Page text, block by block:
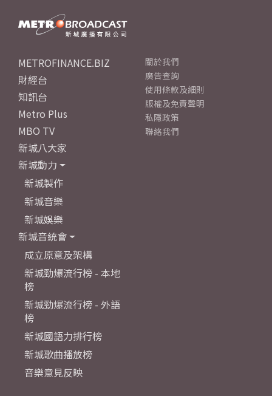
METROFINANCE.BIZ
財經台
知訊台
Metro Plus
MBO TV
新城八大家
新城動力
新城製作
新城音樂
新城娛樂
新城音統會
成立原意及架構
新城勁爆流行榜 - 本地
榜
新城勁爆流行榜 - 外語
榜
新城國語力排行榜
新城歌曲播放榜
音樂意見反映
關於我們
廣告查詢
使用條款及細則
版權及免責聲明
私隱政策
聯絡我們